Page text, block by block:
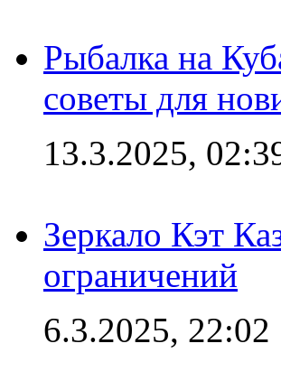
Рыбалка на
советы для
13.3.2025,
Зеркало Кэт
ограничений
6.3.2025, 22:02